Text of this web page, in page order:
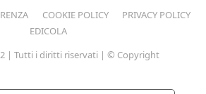
COOKIE POLICY
PRIVACY POLICY
EDICOLA
| Tutti i diritti riservati | © Copyright